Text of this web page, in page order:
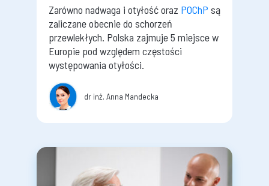
Zarówno nadwaga i otyłość oraz POChP są
zaliczane obecnie do schorzeń
przewlekłych. Polska zajmuje 5 miejsce w
Europie pod względem częstości
występowania otyłości.
dr inż. Anna Mandecka